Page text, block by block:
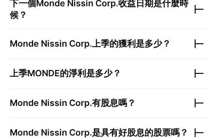
下一個Monde Nissin Corp.收益日期是什麼時
候？
Monde Nissin Corp. 上季的獲利是多少？
上季MONDE的淨利是多少？
Monde Nissin Corp.有股息嗎？
Monde Nissin Corp.是具有好股息的股票嗎？